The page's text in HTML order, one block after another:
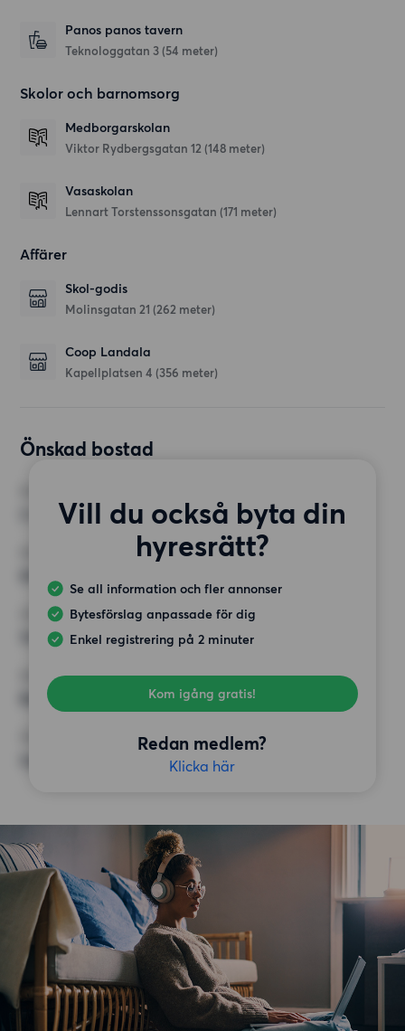
Panos panos tavern
Teknologgatan 3 (54 meter)
Skolor och barnomsorg
Medborgarskolan
Viktor Rydbergsgatan 12 (148 meter)
Vasaskolan
Lennart Torstenssonsgatan (171 meter)
Affärer
Skol-godis
Molinsgatan 21 (262 meter)
Coop Landala
Kapellplatsen 4 (356 meter)
Önskad bostad
Vill du också byta din
hyresrätt?
Se all information och fler annonser
Bytesförslag anpassade för dig
Enkel registrering på 2 minuter
Kom igång gratis!
Redan medlem?
Klicka här
MINST ANTAL KVADRATMETER
HÖGSTA HYRA
14 000 kr
Balkong, Hiss
ÖVRIGA PREFERENSER
Inga speciella preferenser